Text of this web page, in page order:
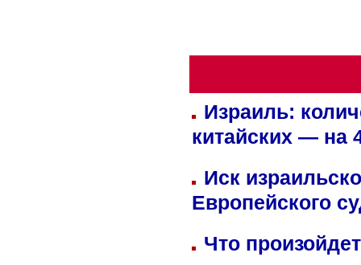
Израиль:
китайских — на
Иск
Европейского
Что